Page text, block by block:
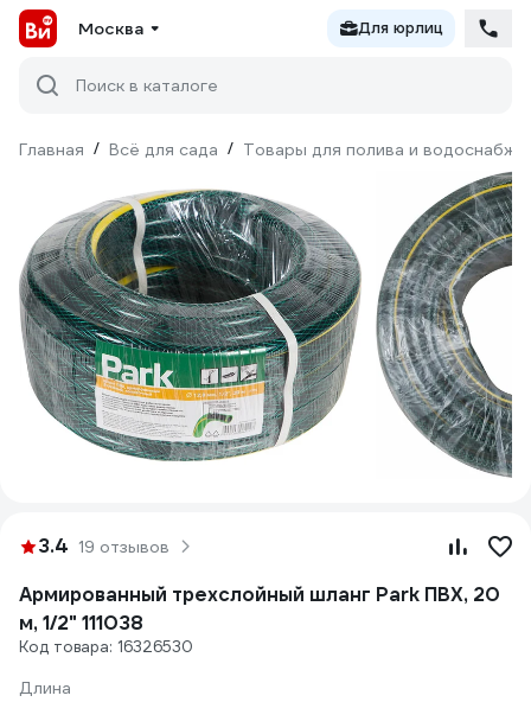
Москва Для юрлиц
Поиск в каталоге
Главная / Всё для сада / Товары для полива и
3.4 19 отзывов
Армированный трехслойный шланг Park ПВХ, 20
м, 1/2" 111038
Код товара: 16326530
Длина